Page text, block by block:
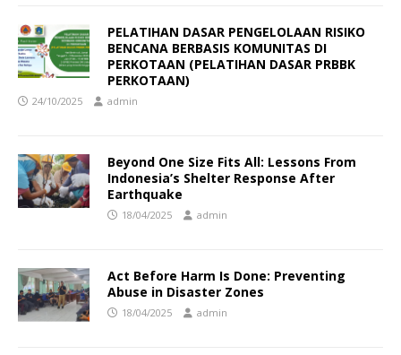
PELATIHAN DASAR PENGELOLAAN RISIKO
BENCANA BERBASIS KOMUNITAS DI
PERKOTAAN (PELATIHAN DASAR PRBBK
PERKOTAAN)
24/10/2025 admin
Beyond One Size Fits All: Lessons From
Indonesia’s Shelter Response After
Earthquake
18/04/2025 admin
Act Before Harm Is Done: Preventing
Abuse in Disaster Zones
18/04/2025 admin